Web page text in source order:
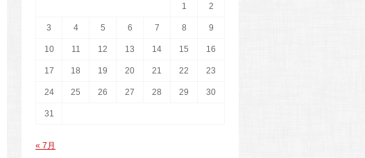
1 2
3 4 5 6 7 8 9
10 11 12 13 14 15 16
17 18 19 20 21 22 23
24 25 26 27 28 29 30
31
« 7月